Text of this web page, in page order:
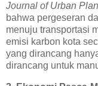
Journal of Urban
bahwa pergeseran
menuju transportasi
emisi karbon kota
yang dirancang
dirancang untuk